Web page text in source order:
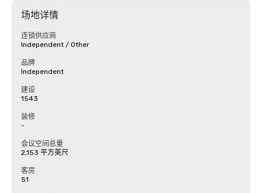
场地详情
连锁供应商
Independent / Other
品牌
Independent
建设
1543
装修
-
会议空间总量
2,153 平方英尺
客房
51